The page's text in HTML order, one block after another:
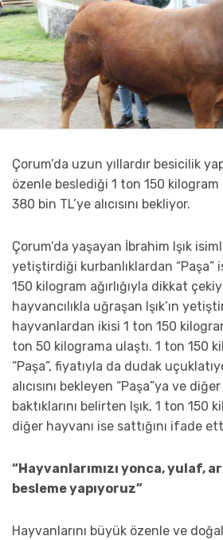
Çorum’da uzun yıllardır besicilik
özenle beslediği 1 ton 150 kilogram
380 bin TL’ye alıcısını bekliyor.
Çorum’da yaşayan İbrahim Işık
yetiştirdiği kurbanlıklardan “Paşa”
150 kilogram ağırlığıyla dikkat
hayvancılıkla uğraşan Işık’ın
hayvanlardan ikisi 1 ton 150
ton 50 kilograma ulaştı. 1 ton 150
“Paşa”, fiyatıyla da dudak
alıcısını bekleyen “Paşa”ya ve
baktıklarını belirten Işık, 1 ton 150
diğer hayvanı ise sattığını ifade
“Hayvanlarımızı yonca, yulaf,
besleme yapıyoruz”
Hayvanlarını büyük özenle ve